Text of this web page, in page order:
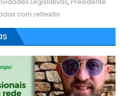
com reflexão